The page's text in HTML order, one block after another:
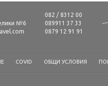
№6
082 / 8312 00
089911 37 33
0879 12 91 91
COVID ОБЩИ УСЛОВИЯ